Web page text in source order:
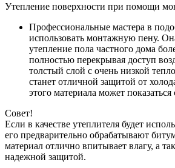
Утепление поверхности при помощи
Профессиональные мастера в
использовать монтажную пену.
утепление пола частного дома
полностью перекрывая доступ
толстый слой с очень низкой
станет отличной защитой от
этого материала может
Совет!
Если в качестве утеплителя будет
его предварительно обрабатывают
материал отлично впитывает влагу, а
надежной защитой.